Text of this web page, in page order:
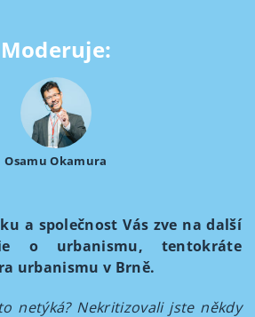
Moderuje:
Osamu Okamura
a společnost Vás zve na další
o urbanismu, tentokráte
urbanismu v Brně.
netýká? Nekritizovali jste někdy